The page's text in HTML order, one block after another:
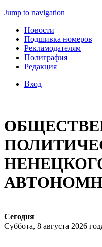
Jump to navigation
Новости
Подшивка номеров
Рекламодателям
Полиграфия
Редакция
Вход
Сегодня
Суббота, 8 августа 2026